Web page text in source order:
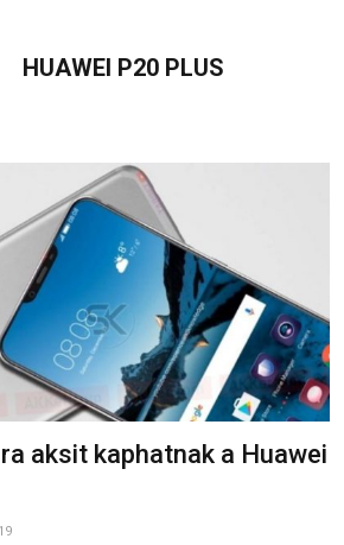
HUAWEI P20 PLUS
aksit kaphatnak a Huawei